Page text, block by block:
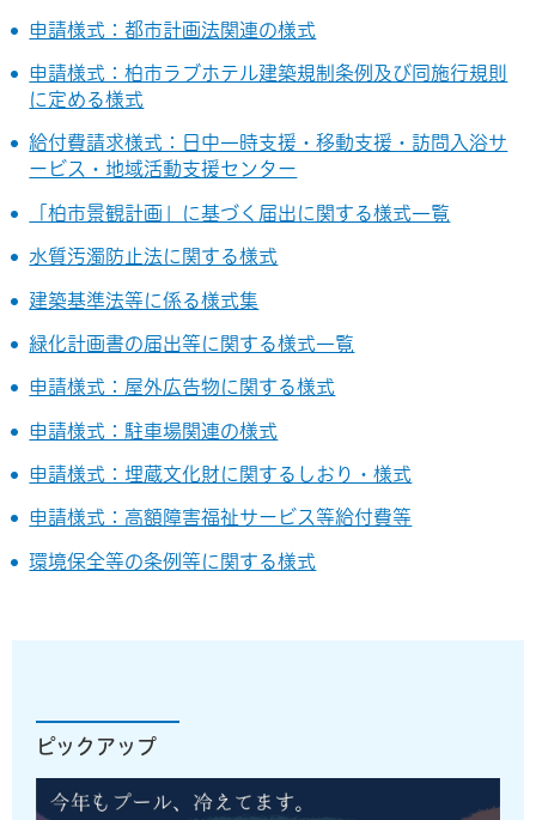
申請様式：都市計画法関連の様式
申請様式：柏市ラブホテル建築規制条例及び同施行規則
に定める様式
給付費請求様式：日中一時支援・移動支援・訪問入浴サ
ービス・地域活動支援センター
「柏市景観計画」に基づく届出に関する様式一覧
水質汚濁防止法に関する様式
建築基準法等に係る様式集
緑化計画書の届出等に関する様式一覧
申請様式：屋外広告物に関する様式
申請様式：駐車場関連の様式
申請様式：埋蔵文化財に関するしおり・様式
申請様式：高額障害福祉サービス等給付費等
環境保全等の条例等に関する様式
ピックアップ